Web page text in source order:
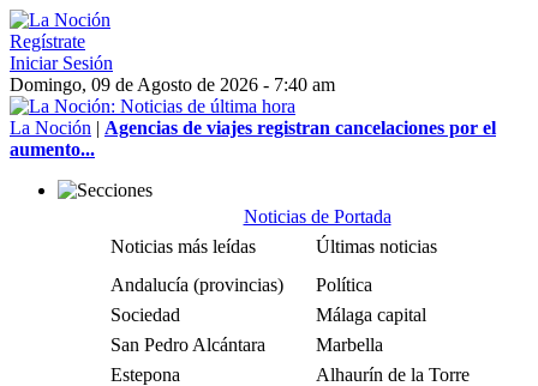
Regístrate
Iniciar Sesión
Domingo, 09 de Agosto de 2026 - 7:40 am
La Noción | Agencias de viajes registran cancelaciones por el
aumento...
Noticias de Portada
Noticias más leídas
Últimas noticias
Andalucía (provincias)
Política
Sociedad
Málaga capital
San Pedro Alcántara
Marbella
Estepona
Alhaurín de la Torre